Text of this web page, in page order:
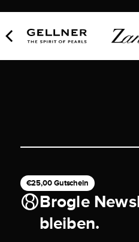
€25,00 Gutschein
Brogle
bleiben.